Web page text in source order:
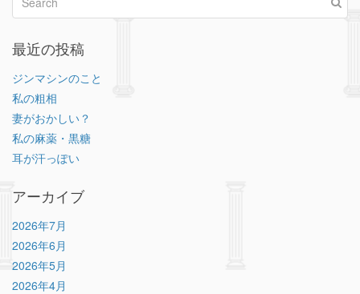
最近の投稿
ジンマシンのこと
私の粗相
妻がおかしい？
私の麻薬・黒糖
耳が汗っぽい
アーカイブ
2026年7月
2026年6月
2026年5月
2026年4月